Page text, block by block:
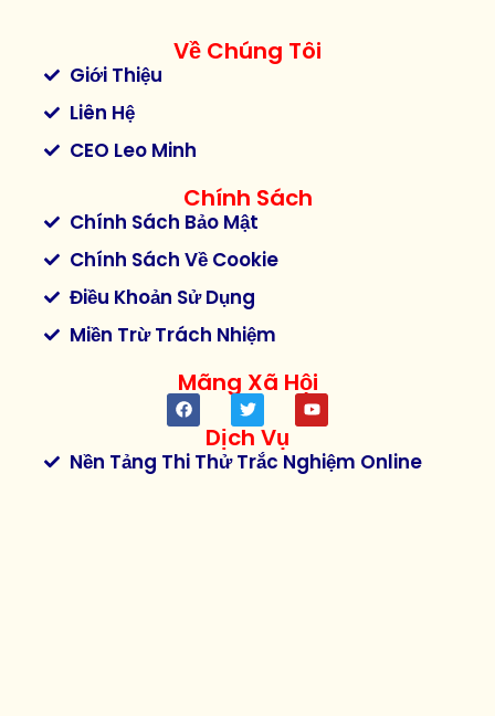
Về Chúng Tôi
Giới Thiệu
Liên Hệ
CEO Leo Minh
Chính Sách
Chính Sách Bảo Mật
Chính Sách Về Cookie
Điều Khoản Sử Dụng
Miền Trừ Trách Nhiệm
Mãng Xã Hội
Dịch Vụ
Nền Tảng Thi Thử Trắc Nghiệm Online